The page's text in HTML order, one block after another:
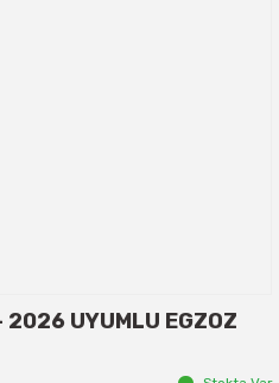
UYUMLU EGZOZ